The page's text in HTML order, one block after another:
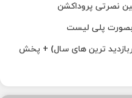
نصرتی پروداکشن
بصورت پلی لیست
ترین های سال) + پخش